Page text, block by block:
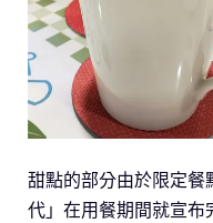
甜點的部分由於限定餐
代」在用餐期間就宣布